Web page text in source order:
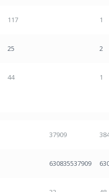
117 1
25 2
44 1
37909
630835537909